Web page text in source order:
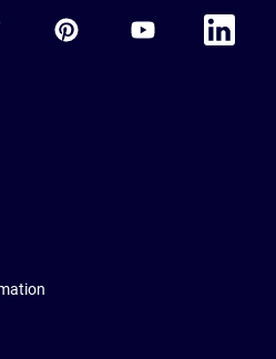
TwitterAccor PinterestAccor Youtube
Accor